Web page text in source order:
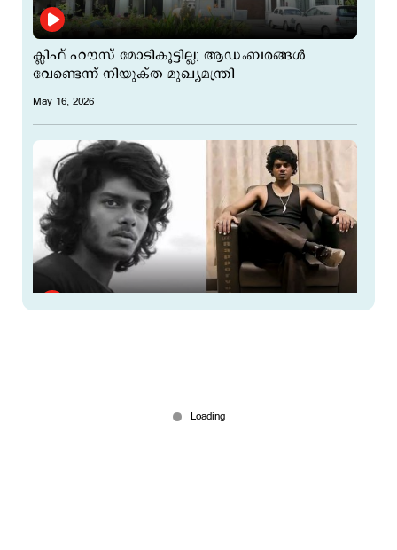
ക്ലിഫ് ഹൗസ് മോടികൂട്ടില്ല; ആഡംബരങ്ങള്‍
വേണ്ടെന്ന് നിയുക്ത മുഖ്യമന്ത്രി
May 16, 2026